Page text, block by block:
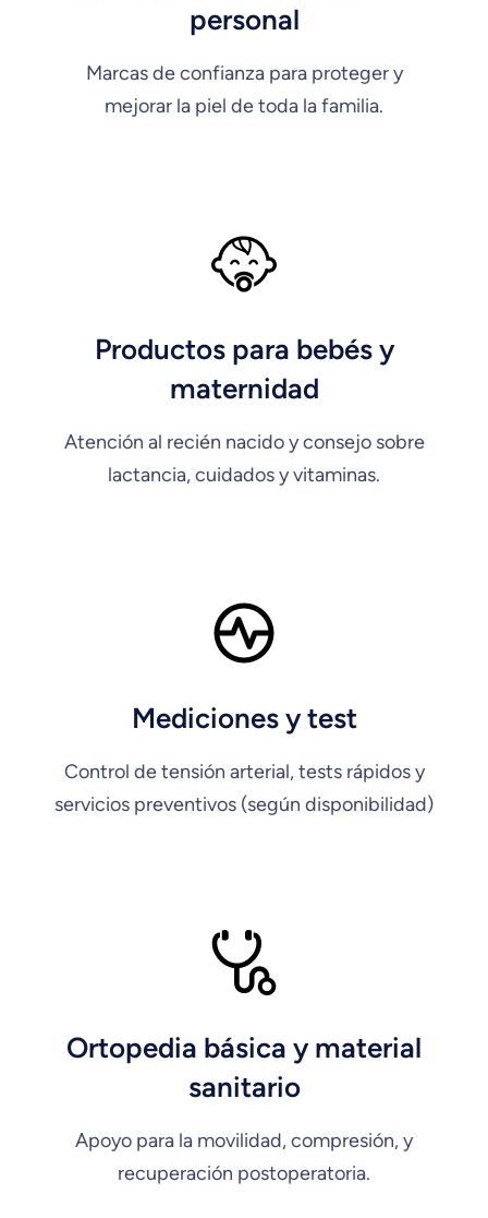
personal
Marcas de confianza para proteger y
mejorar la piel de toda la familia.
Productos para bebés y
maternidad
Atención al recién nacido y consejo sobre
lactancia, cuidados y vitaminas.
Mediciones y test
Control de tensión arterial, tests rápidos y
servicios preventivos (según disponibilidad)
Ortopedia básica y material
sanitario
Apoyo para la movilidad, compresión, y
recuperación postoperatoria.